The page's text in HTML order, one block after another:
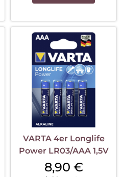
VARTA 4er Longlife
Power LR03/AAA 1,5V
8,90 €